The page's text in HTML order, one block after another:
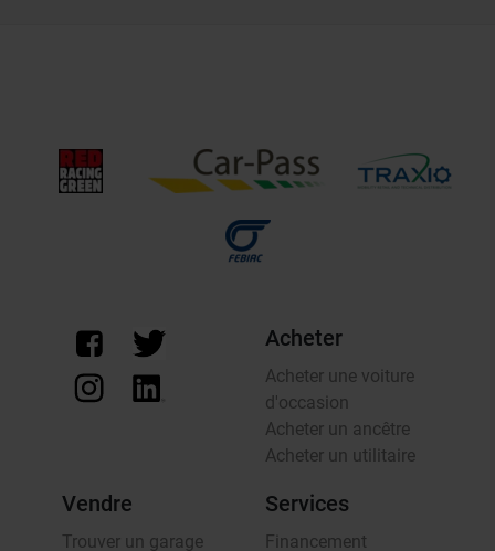
Acheter
Acheter une voiture
d'occasion
Acheter un ancêtre
Acheter un utilitaire
Vendre
Trouver un garage
Services
Financement